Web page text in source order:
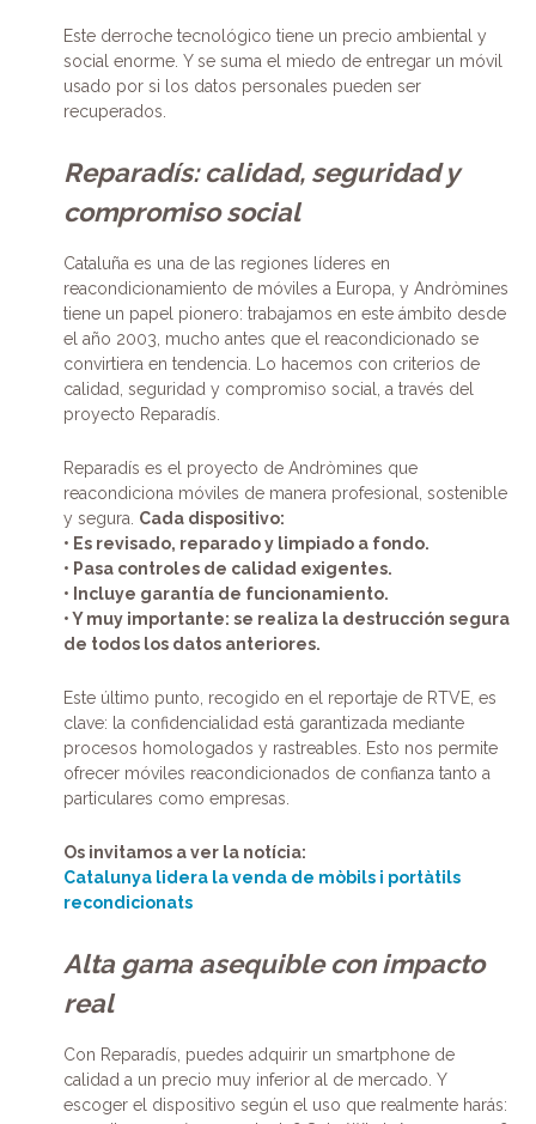
Este derroche tecnológico tiene un precio ambiental y
social enorme. Y se suma el miedo de entregar un móvil
usado por si los datos personales pueden ser
recuperados.
Reparadís: calidad, seguridad y
compromiso social
Cataluña es una de las regiones líderes en
reacondicionamiento de móviles a Europa, y Andròmines
tiene un papel pionero: trabajamos en este ámbito desde
el año 2003, mucho antes que el reacondicionado se
convirtiera en tendencia. Lo hacemos con criterios de
calidad, seguridad y compromiso social, a través del
proyecto Reparadís.
Reparadís es el proyecto de Andròmines que
reacondiciona móviles de manera profesional, sostenible
y segura. Cada dispositivo:
• Es revisado, reparado y limpiado a fondo.
• Pasa controles de calidad exigentes.
• Incluye garantía de funcionamiento.
• Y muy importante: se realiza la destrucción segura
de todos los datos anteriores.
Este último punto, recogido en el reportaje de RTVE, es
clave: la confidencialidad está garantizada mediante
procesos homologados y rastreables. Esto nos permite
ofrecer móviles reacondicionados de confianza tanto a
particulares como empresas.
Os invitamos a ver la notícia:
Catalunya lidera la venda de mòbils i portàtils
recondicionats
Alta gama asequible con impacto
real
Con Reparadís, puedes adquirir un smartphone de
calidad a un precio muy inferior al de mercado. Y
escoger el dispositivo según el uso que realmente harás: